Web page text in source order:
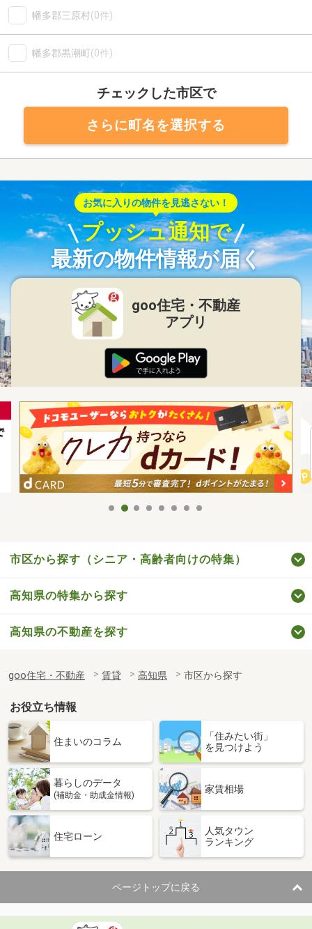
幡多郡三原村(0件)
幡多郡黒潮町(0件)
チェックした市区で
さらに町名を選択する
お気に入りの物件を見逃さない！
プッシュ通知で
最新の物件情報が届く
goo住宅・不動産
アプリ
市区から探す（シニア・高齢者向けの特集）
高知県の特集から探す
高知県の不動産を探す
goo住宅・不動産 賃貸 高知県 市区から探す
お役立ち情報
住まいのコラム
「住みたい街」
を見つけよう
暮らしのデータ
(補助金・助成金情報)
家賃相場
住宅ローン
人気タウン
ランキング
ページトップに戻る